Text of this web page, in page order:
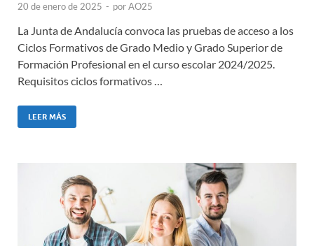
20 de enero de 2025 - porAO25
La Junta de Andalucía convoca las pruebas de acceso a los
Ciclos Formativos de Grado Medio y Grado Superior de
Formación Profesional en el curso escolar 2024/2025.
Requisitos ciclos formativos …
LEER MÁS